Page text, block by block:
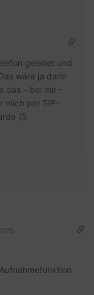
geleitet und
wäre ja dann
das – bei mir –
mich per SIP-
😉